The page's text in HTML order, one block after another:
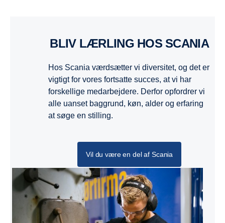
BLIV LÆRLING HOS SCANIA
Hos Scania værdsætter vi diversitet, og det er
vigtigt for vores fortsatte succes, at vi har
forskellige medarbejdere. Derfor opfordrer vi
alle uanset baggrund, køn, alder og erfaring
at søge en stilling.
Vil du være en del af Scania